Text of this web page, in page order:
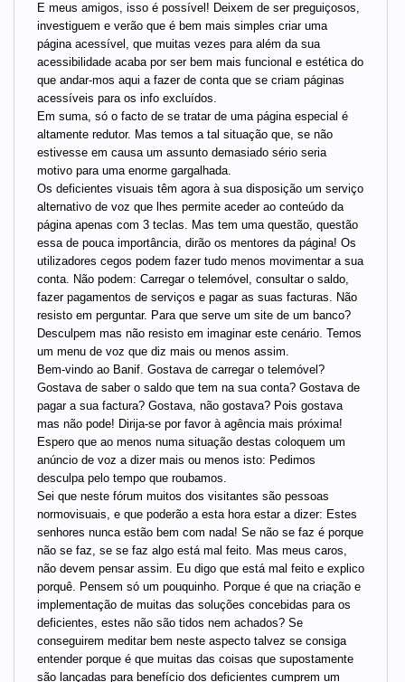
E meus amigos, isso é possível! Deixem de ser preguiçosos,
investiguem e verão que é bem mais simples criar uma
página acessível, que muitas vezes para além da sua
acessibilidade acaba por ser bem mais funcional e estética do
que andar-mos aqui a fazer de conta que se criam páginas
acessíveis para os info excluídos.
Em suma, só o facto de se tratar de uma página especial é
altamente redutor. Mas temos a tal situação que, se não
estivesse em causa um assunto demasiado sério seria
motivo para uma enorme gargalhada.
Os deficientes visuais têm agora à sua disposição um serviço
alternativo de voz que lhes permite aceder ao conteúdo da
página apenas com 3 teclas. Mas tem uma questão, questão
essa de pouca importância, dirão os mentores da página! Os
utilizadores cegos podem fazer tudo menos movimentar a sua
conta. Não podem: Carregar o telemóvel, consultar o saldo,
fazer pagamentos de serviços e pagar as suas facturas. Não
resisto em perguntar. Para que serve um site de um banco?
Desculpem mas não resisto em imaginar este cenário. Temos
um menu de voz que diz mais ou menos assim.
Bem-vindo ao Banif. Gostava de carregar o telemóvel?
Gostava de saber o saldo que tem na sua conta? Gostava de
pagar a sua factura? Gostava, não gostava? Pois gostava
mas não pode! Dirija-se por favor à agência mais próxima!
Espero que ao menos numa situação destas coloquem um
anúncio de voz a dizer mais ou menos isto: Pedimos
desculpa pelo tempo que roubamos.
Sei que neste fórum muitos dos visitantes são pessoas
normovisuais, e que poderão a esta hora estar a dizer: Estes
senhores nunca estão bem com nada! Se não se faz é porque
não se faz, se se faz algo está mal feito. Mas meus caros,
não devem pensar assim. Eu digo que está mal feito e explico
porquê. Pensem só um pouquinho. Porque é que na criação e
implementação de muitas das soluções concebidas para os
deficientes, estes não são tidos nem achados? Se
conseguirem meditar bem neste aspecto talvez se consiga
entender porque é que muitas das coisas que supostamente
são lançadas para benefício dos deficientes cumprem um